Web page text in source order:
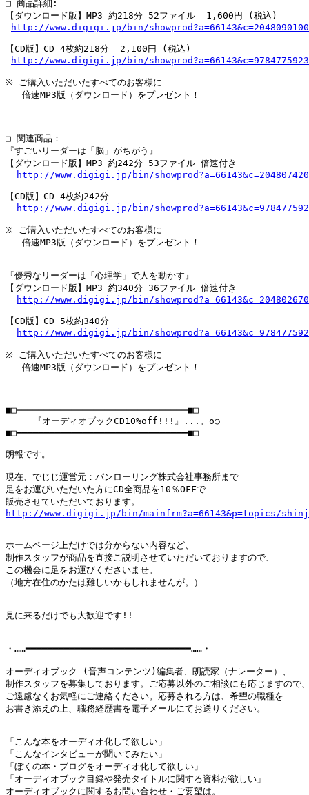
□ 商品詳細:
【ダウンロード版】MP3 約218分 52ファイル  1,600円 (税込)
http://www.digigi.jp/bin/
【CD版】CD 4枚約218分  2,100円 (税込)
http://www.digigi.jp/bin/
※ ご購入いただいたすべてのお客様に
   倍速MP3版（ダウンロード）をプレゼント！
□ 関連商品：
『すごいリーダーは「脳」がちがう』
【ダウンロード版】MP3 約242分 53ファイル 倍速付き
http://www.digigi.jp/bin/
【CD版】CD 4枚約242分
http://www.digigi.jp/bin/
※ ご購入いただいたすべてのお客様に
   倍速MP3版（ダウンロード）をプレゼント！
『優秀なリーダーは「心理学」で人を動かす』
【ダウンロード版】MP3 約340分 36ファイル 倍速付き
http://www.digigi.jp/bin/
【CD版】CD 5枚約340分
http://www.digigi.jp/bin/
※ ご購入いただいたすべてのお客様に
   倍速MP3版（ダウンロード）をプレゼント！
■□━━━━━━━━━━━━━━━━━━━━━━━━━━━━━━━■□
     『オーディオブックCD10%off!!!』...。o○
■□━━━━━━━━━━━━━━━━━━━━━━━━━━━━━━━■□
朗報です。
現在、でじじ運営元：パンローリング株式会社事務所まで
足をお運びいただいた方にCD全商品を10％OFFで
http://www.digigi.jp/bin/mainfrm?a=66143&p=topics/
ホームページ上だけでは分からない内容など、
制作スタッフが商品を直接ご説明させていただいておりますので、
この機会に足をお運びくださいませ。
（地方在住のかたは難しいかもしれませんが。）
見に来るだけでも大歓迎です!!
・……━━━━━━━━━━━━━━━━━━━━━━━━━━━━━━……・
オーディオブック (音声コンテンツ)編集者、朗読家（ナレーター）、
制作スタッフを募集しております。ご応募以外のご相談にも応じますので
ご遠慮なくお気軽にご連絡ください。応募される方は、希望の職種を
お書き添えの上、職務経歴書を電子メールにてお送りください。
「こんな本をオーディオ化して欲しい」
「こんなインタビューが聞いてみたい」
「ぼくの本・ブログをオーディオ化して欲しい」
「オーディオブック目録や発売タイトルに関する資料が欲しい」
オーディオブックに関するお問い合わせ・ご要望は。